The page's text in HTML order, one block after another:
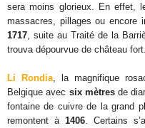
sera moins glorieux. En effet,
massacres, pillages ou encore
1717 , suite au Traité de la
trouva dépourvue de château fort.
Li Rondia, la magnifique
Belgique avec six mètresde
fontaine de cuivre de la grand
remontent à 1406 . Certains